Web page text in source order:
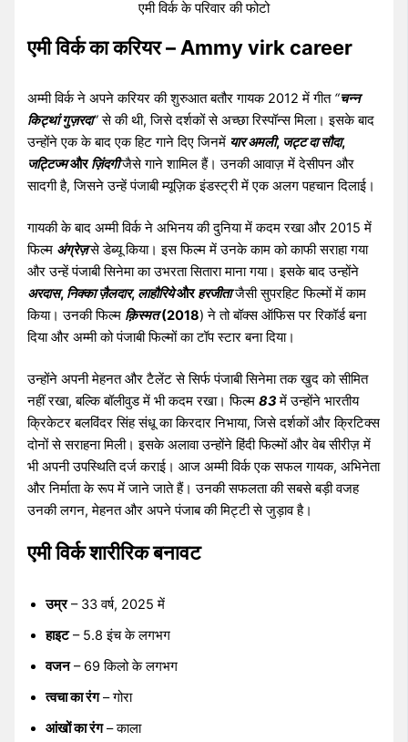
एमी विर्क के परिवार की फोटो
एमी विर्क का करियर – Ammy virk career
अम्मी विर्क ने अपने करियर की शुरुआत बतौर गायक 2012 में गीत “चन्न
किट्थां गुज़रदा”से की थी, जिसे दर्शकों से अच्छा रिस्पॉन्स मिला। इसके बाद
उन्होंने एक के बाद एक हिट गाने दिए जिनमें यार अमली, जट्ट दा सौदा,
जट्टिज्मऔरज़िंदगीजैसे गाने शामिल हैं। उनकी आवाज़ में देसीपन और
सादगी है, जिसने उन्हें पंजाबी म्यूज़िक इंडस्ट्री में एक अलग पहचान दिलाई।
गायकी के बाद अम्मी विर्क ने अभिनय की दुनिया में कदम रखा और 2015 में
फिल्म अंग्रेज़से डेब्यू किया। इस फिल्म में उनके काम को काफी सराहा गया
और उन्हें पंजाबी सिनेमा का उभरता सितारा माना गया। इसके बाद उन्होंने
अरदास, निक्का ज़ैलदार, लाहौरियेऔरहरजीताजैसी सुपरहिट फिल्मों में काम
किया। उनकी फिल्म क़िस्मत(2018) ने तो बॉक्स ऑफिस पर रिकॉर्ड बना
दिया और अम्मी को पंजाबी फिल्मों का टॉप स्टार बना दिया।
उन्होंने अपनी मेहनत और टैलेंट से सिर्फ पंजाबी सिनेमा तक खुद को सीमित
नहीं रखा, बल्कि बॉलीवुड में भी कदम रखा। फिल्म83 में उन्होंने भारतीय
क्रिकेटर बलविंदर सिंह संधू का किरदार निभाया, जिसे दर्शकों और क्रिटिक्स
दोनों से सराहना मिली। इसके अलावा उन्होंने हिंदी फिल्मों और वेब सीरीज़ में
भी अपनी उपस्थिति दर्ज कराई। आज अम्मी विर्क एक सफल गायक, अभिनेता
और निर्माता के रूप में जाने जाते हैं। उनकी सफलता की सबसे बड़ी वजह
उनकी लगन, मेहनत और अपने पंजाब की मिट्टी से जुड़ाव है।
एमी विर्क शारीरिक बनावट
उम्र– 33 वर्ष, 2025 में
हाइट– 5.8 इंच के लगभग
वजन– 69 किलो के लगभग
त्वचा का रंग– गोरा
आंखों का रंग– काला